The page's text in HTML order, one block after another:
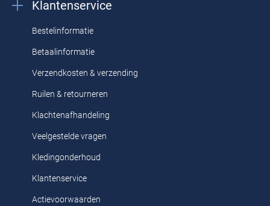
Klantenservice
Bestelinformatie
Betaalinformatie
Verzendkosten & verzending
Ruilen & retourneren
Klachtenafhandeling
Veelgestelde vragen
Kledingonderhoud
Klantenservice
Actievoorwaarden